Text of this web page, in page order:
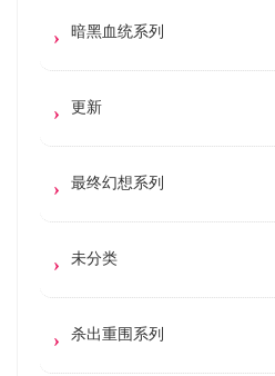
暗黑血统系列
更新
最终幻想系列
未分类
杀出重围系列